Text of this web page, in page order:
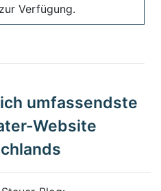
Verfügung.
umfassendste
Website